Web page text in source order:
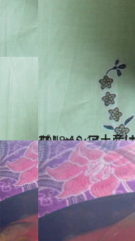
2018.10.17
マレーシア土産は現地スーパーで！ 発見したら即買いすべき8品はコレ
グルメ